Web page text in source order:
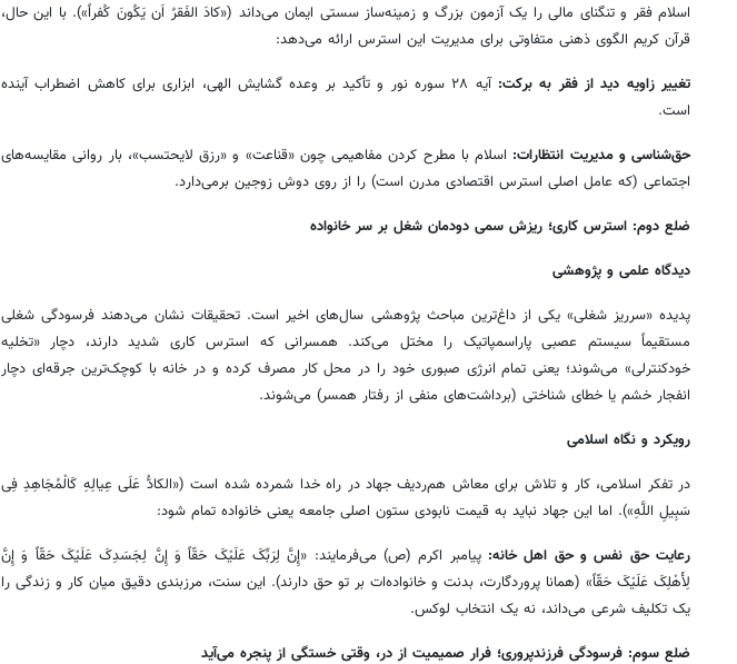
اسلام فقر و تنگنای مالی را یک آزمون بزرگ و زمینه‌ساز سستی ایمان می‌داند («کادَ الفَقرُ اَن یَکُونَ کُفراً»). با این حال،
قرآن کریم الگوی ذهنی متفاوتی برای مدیریت این استرس ارائه می‌دهد:
تغییر زاویه دید از فقر به برکت:
آیه ۲۸ سوره نور و تأکید بر وعده گشایش الهی، ابزاری برای کاهش اضطراب آینده
است.
حق‌شناسی و مدیریت انتظارات: اسلام با مطرح کردن مفاهیمی چون «قناعت» و «رزق لایحتسب»، بار روانی مقایسه‌های
اجتماعی (که عامل اصلی استرس اقتصادی مدرن است) را از روی دوش زوجین برمی‌دارد.
ضلع دوم: استرس کاری؛ ریزش سمی دودمان شغل بر سر خانواده
دیدگاه علمی و پژوهشی
پدیده «سرریز شغلی» یکی از داغ‌ترین مباحث پژوهشی سال‌های اخیر است. تحقیقات نشان می‌دهند فرسودگی شغلی
مستقیماً سیستم عصبی پاراسمپاتیک را مختل می‌کند. همسرانی که استرس کاری شدید دارند، دچار «تخلیه
خودکنترلی» می‌شوند؛ یعنی تمام انرژی صبوری خود را در محل کار مصرف کرده و در خانه با کوچک‌ترین جرقه‌ای دچار
انفجار خشم یا خطای شناختی (برداشت‌های منفی از رفتار همسر) می‌شوند.
رویکرد و نگاه اسلامی
در تفکر اسلامی، کار و تلاش برای معاش هم‌ردیف جهاد در راه خدا شمرده شده است («الکادُّ عَلَی عِیالِهِ کَالْمُجَاهِدِ فِی
سَبِیلِ اللَّهِ»). اما این جهاد نباید به قیمت نابودی ستون اصلی جامعه یعنی خانواده تمام شود:
رعایت حق نفس و حق اهل خانه: پیامبر اکرم (ص) می‌فرمایند: «إِنَّ لِرَبِّکَ عَلَیْکَ حَقّاً وَ إِنَّ لِجَسَدِکَ عَلَیْکَ حَقّاً وَ إِنَّ
لِأَهْلِکَ عَلَیْکَ حَقّاً» (همانا پروردگارت، بدنت و خانواده‌ات بر تو حق دارند). این سنت، مرزبندی دقیق میان کار و زندگی را
یک تکلیف شرعی می‌داند، نه یک انتخاب لوکس.
ضلع سوم: فرسودگی فرزندپروری؛ فرار صمیمیت از در، وقتی خستگی از پنجره می‌آید